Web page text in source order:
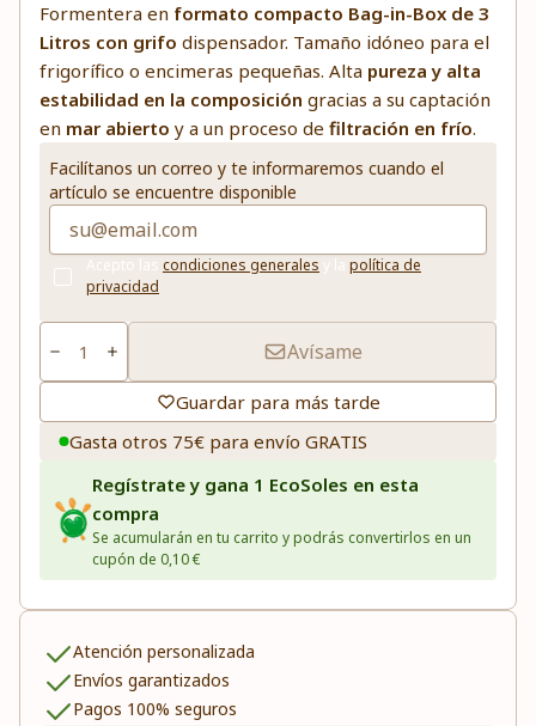
Formentera en formato compacto Bag-in-Box de 3
Litros con grifo dispensador. Tamaño idóneo para el
frigorífico o encimeras pequeñas. Alta pureza y alta
estabilidad en la composición gracias a su captación
en mar abierto y a un proceso de filtración en frío.
Facilítanos un correo y te informaremos cuando el
artículo se encuentre disponible
Acepto las condiciones generales y la política de
privacidad
Avísame
Guardar para más tarde
Gasta otros 75€ para envío GRATIS
Regístrate y gana 1 EcoSoles en esta
compra
Se acumularán en tu carrito y podrás convertirlos en un
cupón de 0,10 €
Atención personalizada
Envíos garantizados
Pagos 100% seguros